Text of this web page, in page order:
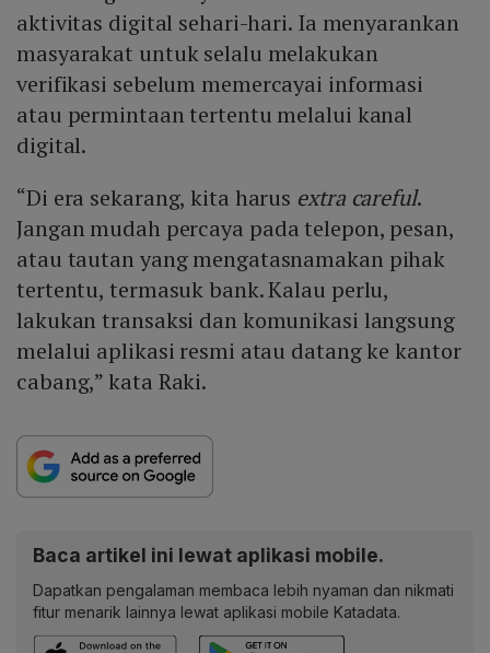
aktivitas digital sehari-hari. Ia menyarankan
masyarakat untuk selalu melakukan
verifikasi sebelum memercayai informasi
atau permintaan tertentu melalui kanal
digital.
“Di era sekarang, kita harus extra careful.
Jangan mudah percaya pada telepon, pesan,
atau tautan yang mengatasnamakan pihak
tertentu, termasuk bank. Kalau perlu,
lakukan transaksi dan komunikasi langsung
melalui aplikasi resmi atau datang ke kantor
cabang,” kata Raki.
Baca artikel ini lewat aplikasi mobile.
Dapatkan pengalaman membaca lebih nyaman dan nikmati
fitur menarik lainnya lewat aplikasi mobile Katadata.